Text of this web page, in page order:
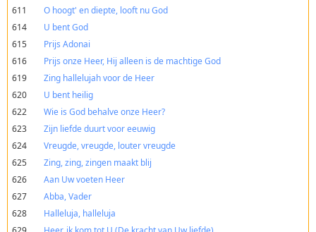
611
O hoogt' en diepte, looft nu God
614
U bent God
615
Prijs Adonai
616
Prijs onze Heer, Hij alleen is de machtige God
619
Zing hallelujah voor de Heer
620
U bent heilig
622
Wie is God behalve onze Heer?
623
Zijn liefde duurt voor eeuwig
624
Vreugde, vreugde, louter vreugde
625
Zing, zing, zingen maakt blij
626
Aan Uw voeten Heer
627
Abba, Vader
628
Halleluja, halleluja